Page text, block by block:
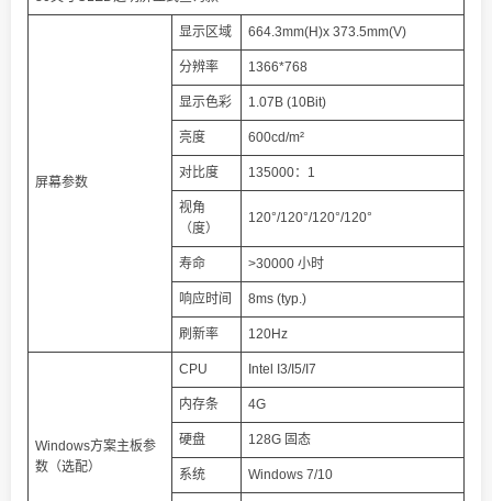
屏幕参数
显示区域 664.3mm(H)x 373.5mm(V)
分辨率 1366*768
显示色彩 1.07B (10Bit)
亮度 600cd/m²
对比度 135000：1
视角
（度）
120°/120°/120°/120°
寿命 >30000 小时
响应时间 8ms (typ.)
刷新率 120Hz
Windows方案主板参
数（选配）
CPU Intel I3/I5/I7
内存条 4G
硬盘 128G 固态
系统 Windows 7/10